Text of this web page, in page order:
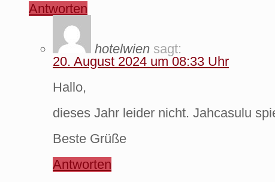
Antworten
hotelwien sagt:
20. August 2024 um 08:33 Uhr
Hallo,
dieses Jahr leider nicht. Jahcasulu
Beste Grüße
Antworten